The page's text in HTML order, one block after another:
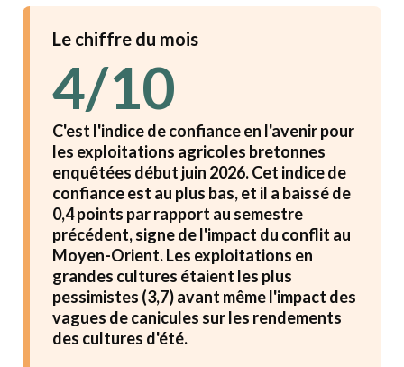
Le chiffre du mois
4/10
C'est l'indice de confiance en l'avenir pour
les exploitations agricoles bretonnes
enquêtées début juin 2026. Cet indice de
confiance est au plus bas, et il a baissé de
0,4 points par rapport au semestre
précédent, signe de l'impact du conflit au
Moyen-Orient. Les exploitations en
grandes cultures étaient les plus
pessimistes (3,7) avant même l'impact des
vagues de canicules sur les rendements
des cultures d'été.